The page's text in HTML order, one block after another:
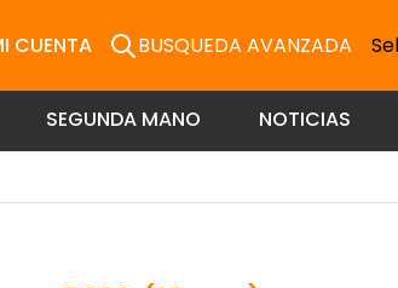
CUENTA BUSQUEDA AVANZADA
SEGUNDA MANO NOTICIAS